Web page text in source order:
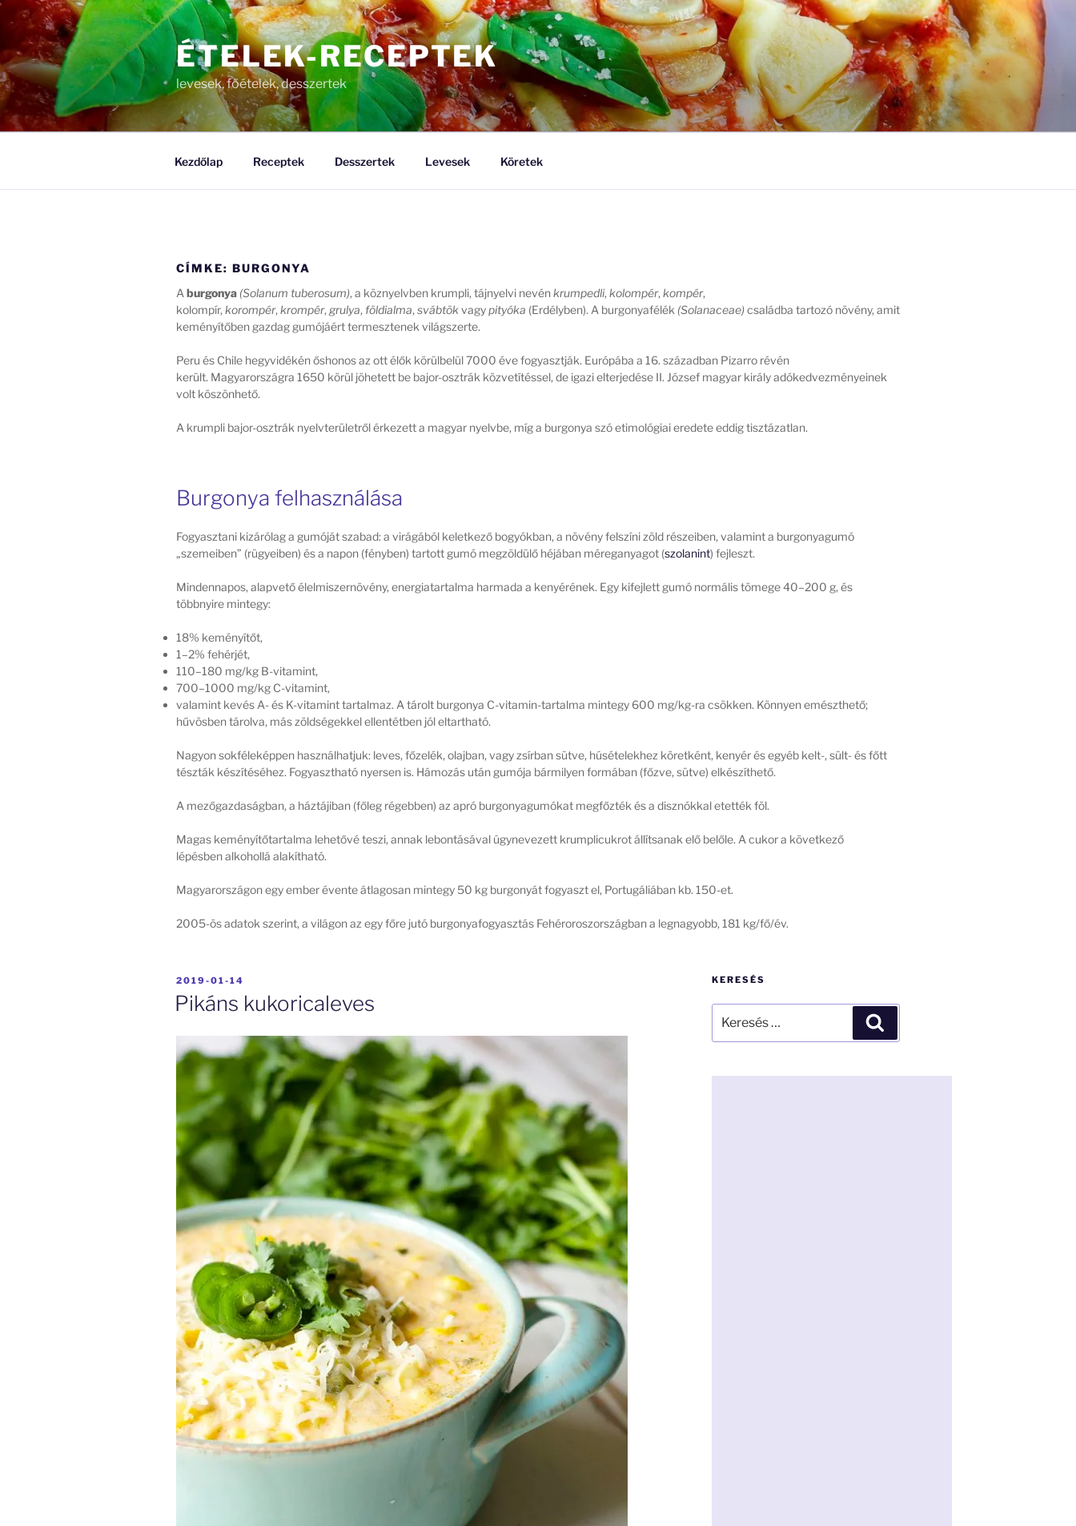
Tartalomhoz
ÉTELEK-RECEPTEK
levesek, főételek, desszertek
Kezdőlap Receptek Desszertek Levesek Köretek
CÍMKE: BURGONYA
A burgonya (Solanum tuberosum), a köznyelvben krumpli, tájnyelvi nevénkrumpedli, kolompér, kompér,
kolompír, korompér, krompér, grulya, földialma, svábtökvagypityóka (Erdélyben). A burgonyafélék (Solanaceae)családba tartozó növény, amit
keményítőben gazdag gumójáért termesztenek világszerte.
Peru és Chile hegyvidékén őshonos az ott élők körülbelül 7000 éve fogyasztják. Európába a 16. században Pizarro révén
került. Magyarországra 1650 körül jöhetett be bajor-osztrák közvetítéssel, de igazi elterjedése II. József magyar király adókedvezményeinek
volt köszönhető.
A krumpli bajor-osztrák nyelvterületről érkezett a magyar nyelvbe, míg a burgonya szó etimológiai eredete eddig tisztázatlan.
Burgonya felhasználása
Fogyasztani kizárólag a gumóját szabad: a virágából keletkező bogyókban, a növény felszíni zöld részeiben, valamint a burgonyagumó
„szemeiben” (rügyeiben) és a napon (fényben) tartott gumó megzöldülő héjában méreganyagot (szolanint) fejleszt.
Mindennapos, alapvető élelmiszernövény, energiatartalma harmada a kenyérének. Egy kifejlett gumó normális tömege 40–200 g, és
többnyire mintegy:
18% keményítőt,
1–2% fehérjét,
110–180 mg/kg B-vitamint,
700–1000 mg/kg C-vitamint,
valamint kevés A- és K-vitamint tartalmaz. A tárolt burgonya C-vitamin-tartalma mintegy 600 mg/kg-ra csökken. Könnyen emészthető;
hűvösben tárolva, más zöldségekkel ellentétben jól eltartható.
Nagyon sokféleképpen használhatjuk: leves, főzelék, olajban, vagy zsírban sütve, húsételekhez köretként, kenyér és egyéb kelt-, sült- és főtt
tészták készítéséhez. Fogyasztható nyersen is. Hámozás után gumója bármilyen formában (főzve, sütve) elkészíthető.
A mezőgazdaságban, a háztájiban (főleg régebben) az apró burgonyagumókat megfőzték és a disznókkal etették föl.
Magas keményítőtartalma lehetővé teszi, annak lebontásával úgynevezett krumplicukrot állítsanak elő belőle. A cukor a következő
lépésben alkohollá alakítható.
Magyarországon egy ember évente átlagosan mintegy 50 kg burgonyát fogyaszt el, Portugáliában kb. 150-et.
2005-ös adatok szerint, a világon az egy főre jutó burgonyafogyasztás Fehéroroszországban a legnagyobb, 181 kg/fő/év.
BEKÜLDVE:
2019-01-14
Pikáns kukoricaleves
KERESÉS
következő